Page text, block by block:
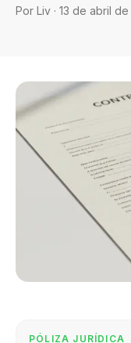
Por Liv · 13 de abril
PÓLIZA JURÍDICA